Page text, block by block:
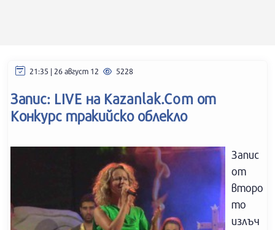
21:35 | 26 август 12 5228
Запис: LIVE на Kazanlak.Com от
Конкурс тракийско облекло
Запис
от
второ
то
излъч